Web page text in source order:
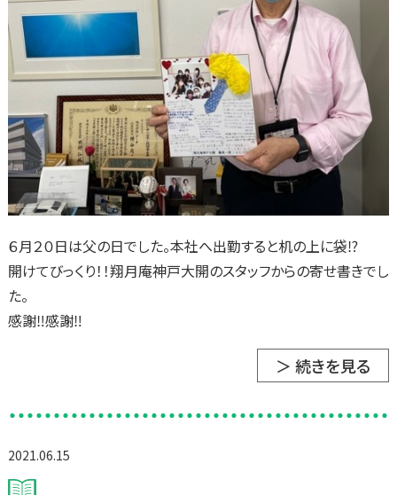
６月２０日は父の日でした。本社へ出勤すると机の上に袋⁉
開けてびっくり！！翔月庵神戸大開のスタッフからの寄せ書きでし
た。
感謝‼感謝‼
＞ 続きを見る
2021.06.15